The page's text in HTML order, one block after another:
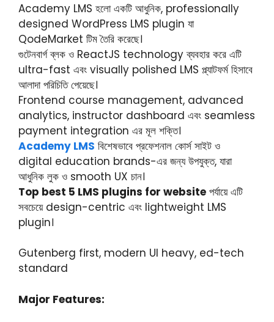
Academy LMS হলো একটি আধুনিক, professionally
designed WordPress LMS plugin যা
QodeMarket টিম তৈরি করেছে।
গুটেনবার্গ ব্লক ও ReactJS technology ব্যবহার করে এটি
ultra-fast এবং visually polished LMS প্ল্যাটফর্ম হিসাবে
আলাদা পরিচিতি পেয়েছে।
Frontend course management, advanced
analytics, instructor dashboard এবং seamless
payment integration এর মূল শক্তি।
Academy LMS বিশেষভাবে প্রফেশনাল কোর্স সাইট ও
digital education brands-এর জন্য উপযুক্ত, যারা
আধুনিক লুক ও smooth UX চান।
Top best 5 LMS plugins for website পর্যায়ে এটি
সবচেয়ে design-centric এবং lightweight LMS
plugin।
Gutenberg first, modern UI heavy, ed-tech
standard
Major Features: